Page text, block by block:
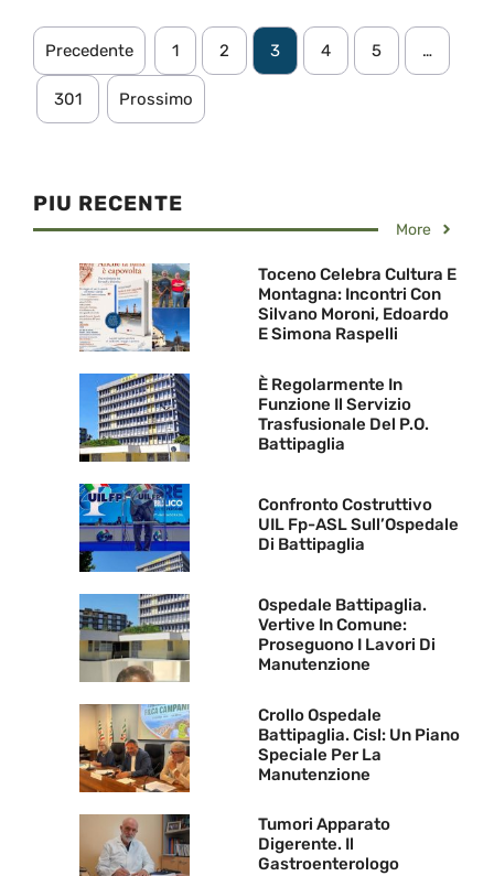
Precedente 1 2 3 4 5 …
301 Prossimo
PIU RECENTE
More
Toceno Celebra Cultura E
Montagna: Incontri Con
Silvano Moroni, Edoardo
E Simona Raspelli
È Regolarmente In
Funzione Il Servizio
Trasfusionale Del P.O.
Battipaglia
Confronto Costruttivo
UIL Fp-ASL Sull’Ospedale
Di Battipaglia
Ospedale Battipaglia.
Vertive In Comune:
Proseguono I Lavori Di
Manutenzione
Crollo Ospedale
Battipaglia. Cisl: Un Piano
Speciale Per La
Manutenzione
Tumori Apparato
Digerente. Il
Gastroenterologo